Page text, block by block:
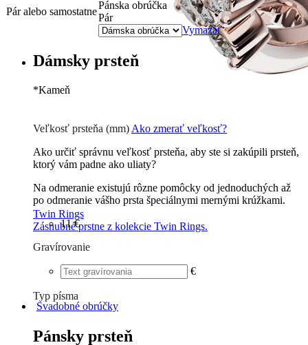
Twin Rings
Zásnubné prstne z kolekcie Twin Rings.
Svadobné obrúčky
Pár alebo samostatne
Pánska obrúčka
Pár
Vymazať
Dámsky prsteň
*Kameň
Veľkosť prsteňa (mm) Ako zmerať veľkosť?
Ako určiť správnu veľkosť prsteňa, aby ste si zakúpili prsteň,
ktorý vám padne ako uliaty?
Na odmeranie existujú rôzne pomôcky od jednoduchých až
po odmeranie vášho prsta špeciálnymi mernými krúžkami.
11 €
Gravírovanie
€
Typ písma
Pánsky prsteň